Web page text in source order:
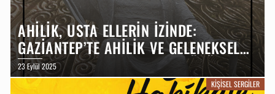
AHİLİK, USTA ELLERİN İZİNDE:
GAZİANTEP’TE AHİLİK VE GELENEKSEL
MESLEKLER – BAYRAM BOZHÜYÜK
KİŞİSEL FOTOĞRAF SERGİSİ
23 Eylül 2025
KIŞISEL SERGILER